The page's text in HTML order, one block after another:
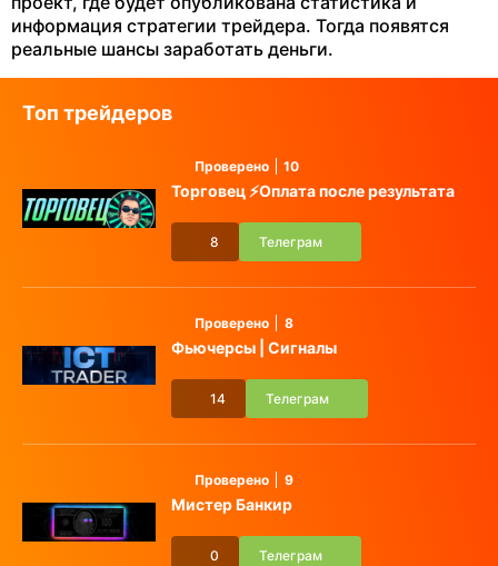
информация стратегии трейдера. Тогда появятся
реальные шансы заработать деньги.
Топ трейдеров
Проверено 10
Торговец ⚡️Оплата после результата
8 Телеграм
Проверено 8
Фьючерсы | Сигналы
14 Телеграм
Проверено 9
Мистер Банкир
0 Телеграм